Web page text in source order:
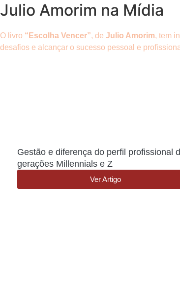
Julio Amorim na Mídia
O livro “Escolha Vencer”, de Julio Amorim, tem
desafios e alcançar o sucesso pessoal e
Gestão e diferença do perfil profissional
gerações Millennials e Z
Ver Artigo